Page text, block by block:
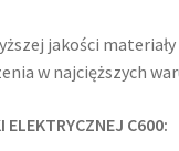
jakości
w najcięższych
ELEKTRYCZNEJ C600: